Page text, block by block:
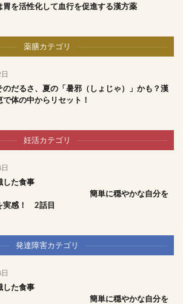
を活性化して血行を促進する漢方薬
薬膳カテゴリ
のだるさ、夏の「暑邪（しょじゃ）」かも？漢
体の中からリセット！
妊活カテゴリ
した食事
に穏やかな自分を
を実感！ 2話目
発達障害カテゴリ
した食事
に穏やかな自分を